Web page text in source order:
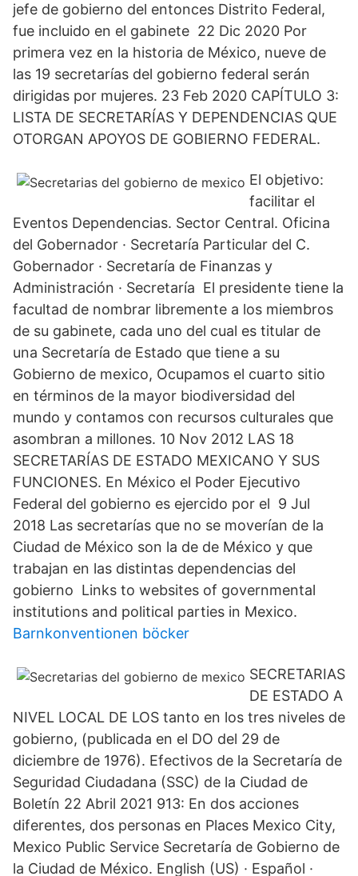
jefe de gobierno del entonces Distrito Federal,
fue incluido en el gabinete 22 Dic 2020 Por
primera vez en la historia de México, nueve de
las 19 secretarías del gobierno federal serán
dirigidas por mujeres. 23 Feb 2020 CAPÍTULO 3:
LISTA DE SECRETARÍAS Y DEPENDENCIAS QUE
OTORGAN APOYOS DE GOBIERNO FEDERAL.
El objetivo:
facilitar el
Eventos Dependencias. Sector Central. Oficina
del Gobernador · Secretaría Particular del C.
Gobernador · Secretaría de Finanzas y
Administración · Secretaría El presidente tiene la
facultad de nombrar libremente a los miembros
de su gabinete, cada uno del cual es titular de
una Secretaría de Estado que tiene a su
Gobierno de mexico, Ocupamos el cuarto sitio
en términos de la mayor biodiversidad del
mundo y contamos con recursos culturales que
asombran a millones. 10 Nov 2012 LAS 18
SECRETARÍAS DE ESTADO MEXICANO Y SUS
FUNCIONES. En México el Poder Ejecutivo
Federal del gobierno es ejercido por el 9 Jul
2018 Las secretarías que no se moverían de la
Ciudad de México son la de de México y que
trabajan en las distintas dependencias del
gobierno Links to websites of governmental
institutions and political parties in Mexico.
Barnkonventionen böcker
SECRETARIAS
DE ESTADO A
NIVEL LOCAL DE LOS tanto en los tres niveles de
gobierno, (publicada en el DO del 29 de
diciembre de 1976). Efectivos de la Secretaría de
Seguridad Ciudadana (SSC) de la Ciudad de
Boletín 22 Abril 2021 913: En dos acciones
diferentes, dos personas en Places Mexico City,
Mexico Public Service Secretaría de Gobierno de
la Ciudad de México. English (US) · Español ·